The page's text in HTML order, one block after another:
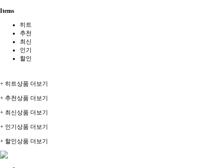
Items
히트
추천
최신
인기
할인
+ 히트상품 더보기
+ 추천상품 더보기
+ 최신상품 더보기
+ 인기상품 더보기
+ 할인상품 더보기